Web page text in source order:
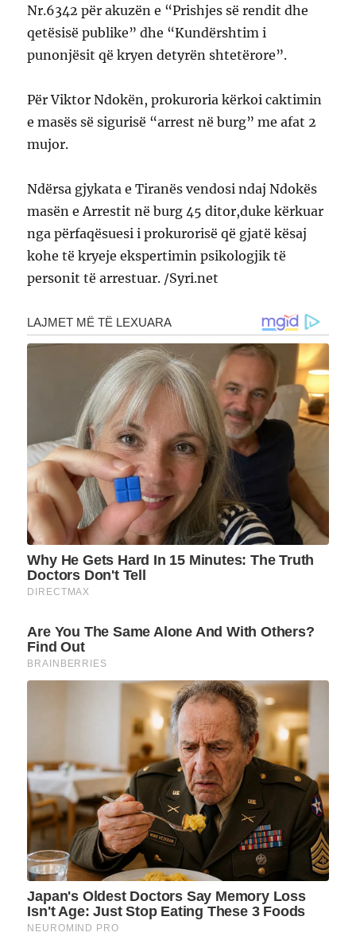
Nr.6342 për akuzën e “Prishjes së rendit dhe
qetësisë publike” dhe “Kundërshtim i
punonjësit që kryen detyrën shtetërore”.
Për Viktor Ndokën, prokuroria kërkoi caktimin
e masës së sigurisë “arrest në burg” me afat 2
mujor.
Ndërsa gjykata e Tiranës vendosi ndaj Ndokës
masën e Arrestit në burg 45 ditor,duke kërkuar
nga përfaqësuesi i prokurorisë që gjatë kësaj
kohe të kryeje ekspertimin psikologjik të
personit të arrestuar. /Syri.net